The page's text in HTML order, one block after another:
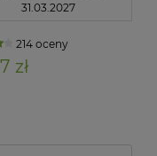
31.03.2027
214 oceny
zł